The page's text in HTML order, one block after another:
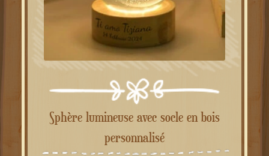
Sphère lumineuse avec socle en bois
personnalisé